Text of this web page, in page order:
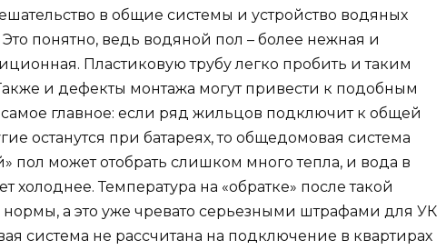
в общие системы и устройство водяных
Это понятно, ведь водяной пол – более нежная и
Пластиковую трубу легко пробить и таким
и дефекты монтажа могут привести к подобным
главное: если ряд жильцов подключит к общей
останутся при батареях, то общедомовая система
пол может отобрать слишком много тепла, и вода в
Температура на «обратке» после такой
а это уже чревато серьезными штрафами для УК
система не рассчитана на подключение в квартирах